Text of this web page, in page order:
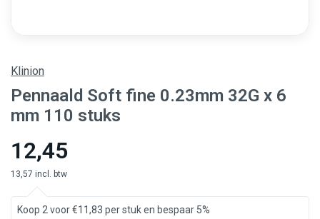
Klinion
Pennaald Soft fine 0.23mm 32G x 6
mm 110 stuks
12,45
13,57 incl. btw
Koop 2 voor €11,83 per stuk en bespaar 5%